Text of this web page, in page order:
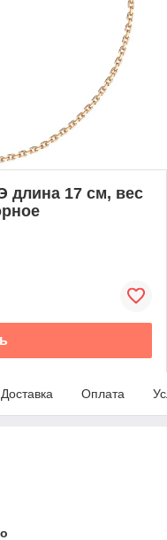
длина 17 см, вес
Доставка Оплата